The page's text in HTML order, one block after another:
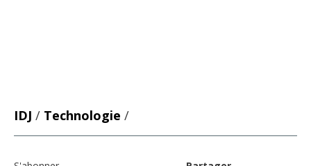
IDJ / Technologie /